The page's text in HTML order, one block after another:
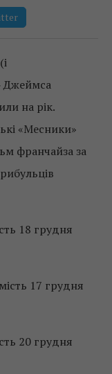
Джеймса
на рік.
«Месники»
франчайза за
18 грудня
17 грудня
20 грудня